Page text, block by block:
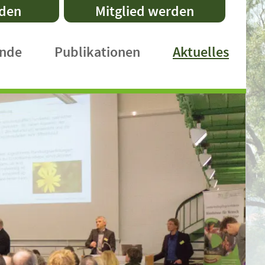
Mitglied werden
Publikationen
DVL-Schriftenreihe
Fachpublikationen
Praxishefte
International Publications
DVL-Rundbrief
Aktuelles